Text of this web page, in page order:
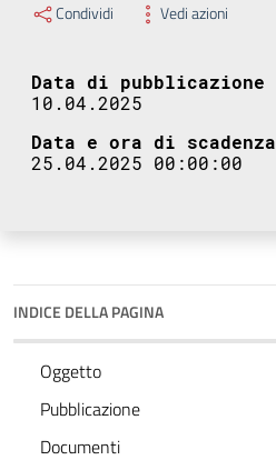
Condividi Vedi azioni
Data di pubblicazione
10.04.2025
Data e ora di scadenza
25.04.2025 00:00:00
INDICE DELLA PAGINA
Oggetto
Pubblicazione
Documenti